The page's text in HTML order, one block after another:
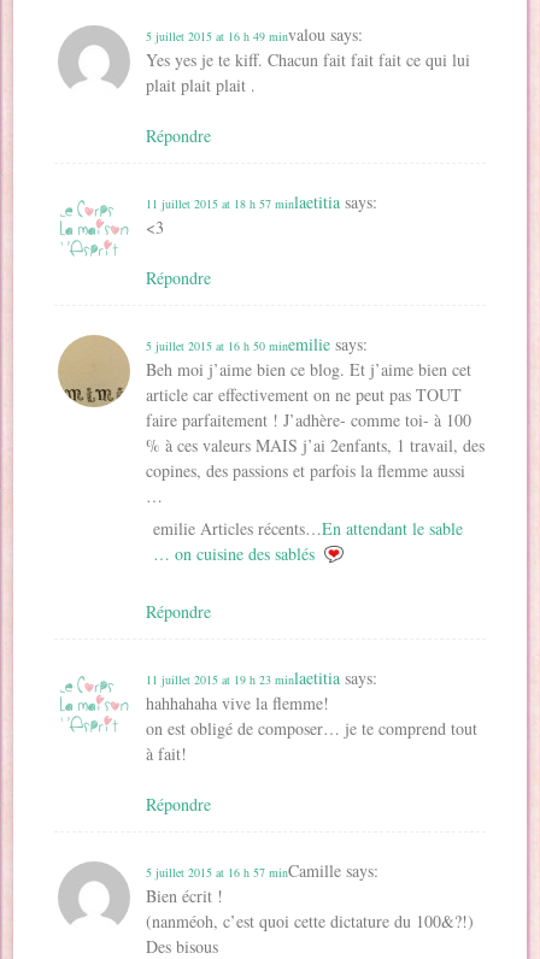
valou says:
5 juillet 2015 at 16 h 49 min
Yes yes je te kiff. Chacun fait fait fait ce qui lui
plait plait plait .
Répondre
laetitia says:
11 juillet 2015 at 18 h 57 min
<3
Répondre
emilie says:
5 juillet 2015 at 16 h 50 min
Beh moi j’aime bien ce blog. Et j’aime bien cet
article car effectivement on ne peut pas TOUT
faire parfaitement ! J’adhère- comme toi- à 100
% à ces valeurs MAIS j’ai 2enfants, 1 travail, des
copines, des passions et parfois la flemme aussi
…
emilie Articles récents…En attendant le sable
… on cuisine des sablés
Répondre
laetitia says:
11 juillet 2015 at 19 h 23 min
hahhahaha vive la flemme!
on est obligé de composer… je te comprend tout
à fait!
Répondre
Camille says:
5 juillet 2015 at 16 h 57 min
Bien écrit !
(nanméoh, c’est quoi cette dictature du 100&?!)
Des bisous